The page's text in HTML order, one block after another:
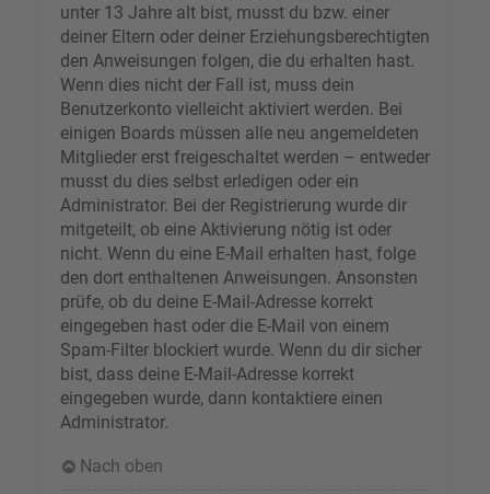
unter 13 Jahre alt bist, musst du bzw. einer
deiner Eltern oder deiner Erziehungsberechtigten
den Anweisungen folgen, die du erhalten hast.
Wenn dies nicht der Fall ist, muss dein
Benutzerkonto vielleicht aktiviert werden. Bei
einigen Boards müssen alle neu angemeldeten
Mitglieder erst freigeschaltet werden – entweder
musst du dies selbst erledigen oder ein
Administrator. Bei der Registrierung wurde dir
mitgeteilt, ob eine Aktivierung nötig ist oder
nicht. Wenn du eine E-Mail erhalten hast, folge
den dort enthaltenen Anweisungen. Ansonsten
prüfe, ob du deine E-Mail-Adresse korrekt
eingegeben hast oder die E-Mail von einem
Spam-Filter blockiert wurde. Wenn du dir sicher
bist, dass deine E-Mail-Adresse korrekt
eingegeben wurde, dann kontaktiere einen
Administrator.
Nach oben